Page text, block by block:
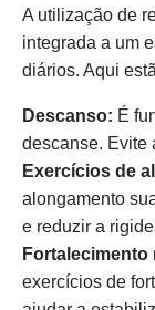
A utilização de
integrada a um
diários. Aqui
Descanso: É
descanse. Evite
Exercícios de
alongamento
e reduzir a
Fortalecimento
exercícios de